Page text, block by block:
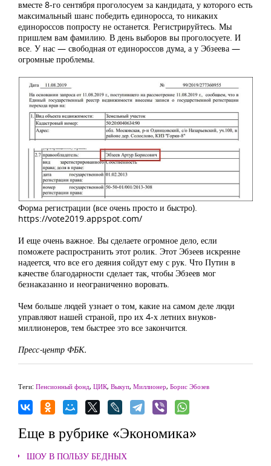
вместе 8-го сентября проголосуем за кандидата, у которого есть
максимальный шанс победить единоросса, то никаких
единороссов попросту не останется. Регистрируйтесь. Мы
пришлем вам фамилию. В день выборов вы проголосуете. И
все. У нас — свободная от единороссов дума, а у Эбзеева —
огромные проблемы.
Форма регистрации (все очень просто и быстро).
https://vote2019.appspot.com/
И еще очень важное. Вы сделаете огромное дело, если
поможете распространить этот ролик. Этот Эбзеев искренне
надеется, что все его деяния сойдут ему с рук. Что Путин в
качестве благодарности сделает так, чтобы Эбзеев мог
безнаказанно и неограниченно воровать.
Чем больше людей узнает о том, какие на самом деле люди
управляют нашей страной, про их 4-х летних внуков-
миллионеров, тем быстрее это все закончится.
Пресс-центр ФБК.
Теги: Пенсионный фонд, ЦИК, Выкуп, Миллионер, Борис Эбозев
Еще в рубрике «Экономика»
ШОУ В ПОЛЬЗУ БЕДНЫХ